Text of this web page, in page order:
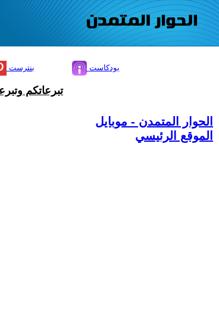
بنترست بودكاست
تبرعاتكم
الحوار المتمدن - موبايل
الموقع الرئيسي